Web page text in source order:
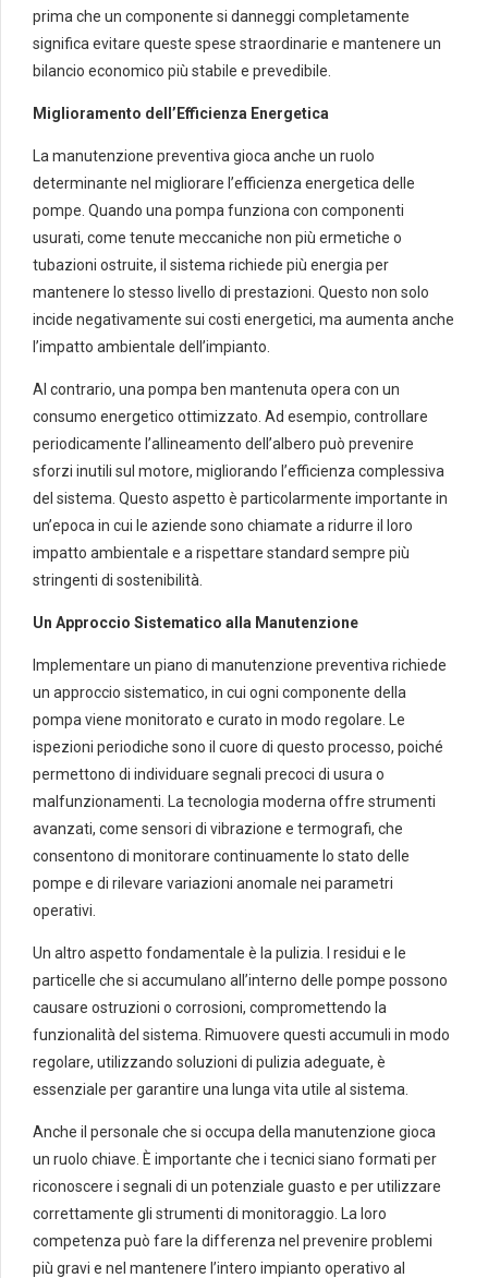
prima che un componente si danneggi completamente
significa evitare queste spese straordinarie e mantenere un
bilancio economico più stabile e prevedibile.
Miglioramento dell’Efficienza Energetica
La manutenzione preventiva gioca anche un ruolo
determinante nel migliorare l’efficienza energetica delle
pompe. Quando una pompa funziona con componenti
usurati, come tenute meccaniche non più ermetiche o
tubazioni ostruite, il sistema richiede più energia per
mantenere lo stesso livello di prestazioni. Questo non solo
incide negativamente sui costi energetici, ma aumenta anche
l’impatto ambientale dell’impianto.
Al contrario, una pompa ben mantenuta opera con un
consumo energetico ottimizzato. Ad esempio, controllare
periodicamente l’allineamento dell’albero può prevenire
sforzi inutili sul motore, migliorando l’efficienza complessiva
del sistema. Questo aspetto è particolarmente importante in
un’epoca in cui le aziende sono chiamate a ridurre il loro
impatto ambientale e a rispettare standard sempre più
stringenti di sostenibilità.
Un Approccio Sistematico alla Manutenzione
Implementare un piano di manutenzione preventiva richiede
un approccio sistematico, in cui ogni componente della
pompa viene monitorato e curato in modo regolare. Le
ispezioni periodiche sono il cuore di questo processo, poiché
permettono di individuare segnali precoci di usura o
malfunzionamenti. La tecnologia moderna offre strumenti
avanzati, come sensori di vibrazione e termografi, che
consentono di monitorare continuamente lo stato delle
pompe e di rilevare variazioni anomale nei parametri
operativi.
Un altro aspetto fondamentale è la pulizia. I residui e le
particelle che si accumulano all’interno delle pompe possono
causare ostruzioni o corrosioni, compromettendo la
funzionalità del sistema. Rimuovere questi accumuli in modo
regolare, utilizzando soluzioni di pulizia adeguate, è
essenziale per garantire una lunga vita utile al sistema.
Anche il personale che si occupa della manutenzione gioca
un ruolo chiave. È importante che i tecnici siano formati per
riconoscere i segnali di un potenziale guasto e per utilizzare
correttamente gli strumenti di monitoraggio. La loro
competenza può fare la differenza nel prevenire problemi
più gravi e nel mantenere l’intero impianto operativo al